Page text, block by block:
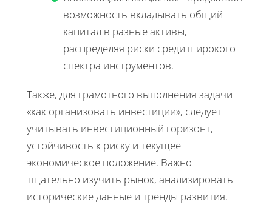
возможность вкладывать общий
капитал в разные активы,
распределяя риски среди широкого
спектра инструментов.
Также, для грамотного выполнения задачи
«как организовать инвестиции», следует
учитывать инвестиционный горизонт,
устойчивость к риску и текущее
экономическое положение. Важно
тщательно изучить рынок, анализировать
исторические данные и тренды развития.